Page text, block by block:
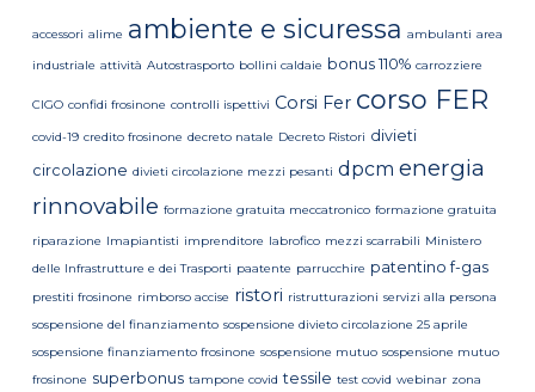
accessori alime ambiente e sicuressa ambulanti area
industriale attività Autostrasporto bollini caldaie bonus 110% carrozziere
CIGO confidi frosinone controlli ispettivi Corsi Fer corso FER
covid-19 credito frosinone decreto natale Decreto Ristori divieti
circolazione divieti circolazione mezzi pesanti dpcm energia
rinnovabile formazione gratuita meccatronico formazione gratuita
riparazione Imapiantisti imprenditore labrofico mezzi scarrabili Ministero
delle Infrastrutture e dei Trasporti paatente parrucchire patentino f-gas
prestiti frosinone rimborso accise ristori ristrutturazioni servizi alla persona
sospensione del finanziamento sospensione divieto circolazione 25 aprile
sospensione finanziamento frosinone sospensione mutuo sospensione mutuo
frosinone superbonus tampone covid tessile test covid webinar zona